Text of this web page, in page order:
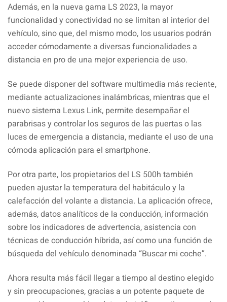
Además, en la nueva gama LS 2023, la mayor
funcionalidad y conectividad no se limitan al interior del
vehículo, sino que, del mismo modo, los usuarios podrán
acceder cómodamente a diversas funcionalidades a
distancia en pro de una mejor experiencia de uso.
Se puede disponer del software multimedia más reciente,
mediante actualizaciones inalámbricas, mientras que el
nuevo sistema Lexus Link, permite desempañar el
parabrisas y controlar los seguros de las puertas o las
luces de emergencia a distancia, mediante el uso de una
cómoda aplicación para el smartphone.
Por otra parte, los propietarios del LS 500h también
pueden ajustar la temperatura del habitáculo y la
calefacción del volante a distancia. La aplicación ofrece,
además, datos analíticos de la conducción, información
sobre los indicadores de advertencia, asistencia con
técnicas de conducción híbrida, así como una función de
búsqueda del vehículo denominada “Buscar mi coche”.
Ahora resulta más fácil llegar a tiempo al destino elegido
y sin preocupaciones, gracias a un potente paquete de